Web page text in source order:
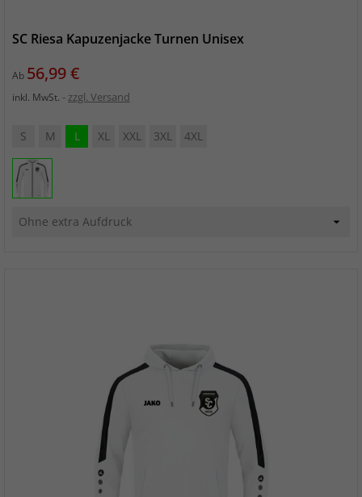
SC Riesa Kapuzenjacke Turnen Unisex
Ab Preis
56,99 €
inkl. MwSt. zzgl. Versand
S M L XL XXL 3XL 4XL